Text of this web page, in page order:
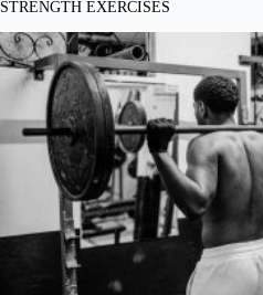
STRENGTH EXERCISES